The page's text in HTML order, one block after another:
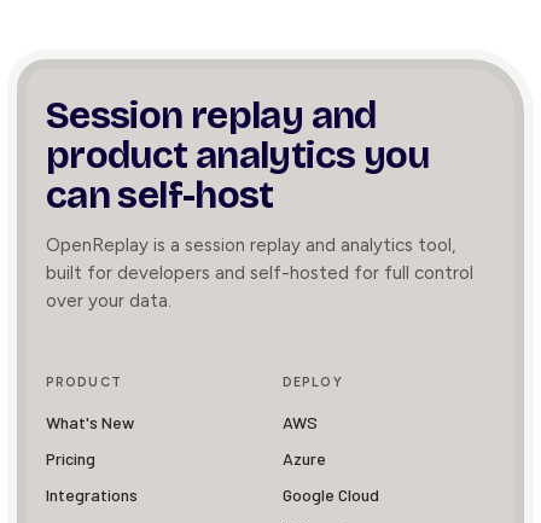
Session replay and
product analytics you
can self-host
OpenReplay is a session replay and analytics tool,
built for developers and self-hosted for full control
over your data.
PRODUCT
What's New
Pricing
Integrations
DEPLOY
AWS
Azure
Google Cloud